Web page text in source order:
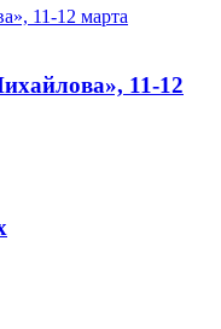
11-12 марта
11-12